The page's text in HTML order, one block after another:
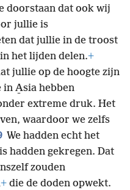
doorstaan dat ook wij
jullie is
dat jullie in de troost
het lijden delen.+
jullie op de hoogte zijn
in A̱sia hebben
extreme druk. Het
waardoor we zelfs
We hadden echt het
hadden gekregen. Dat
zouden
+ die de doden opwekt.